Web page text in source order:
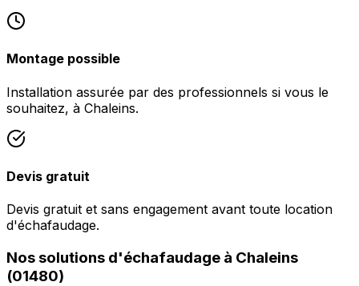
Montage possible
Installation assurée par des professionnels si vous le
souhaitez, à Chaleins.
Devis gratuit
Devis gratuit et sans engagement avant toute location
d'échafaudage.
Nos solutions d'échafaudage à Chaleins
(01480)